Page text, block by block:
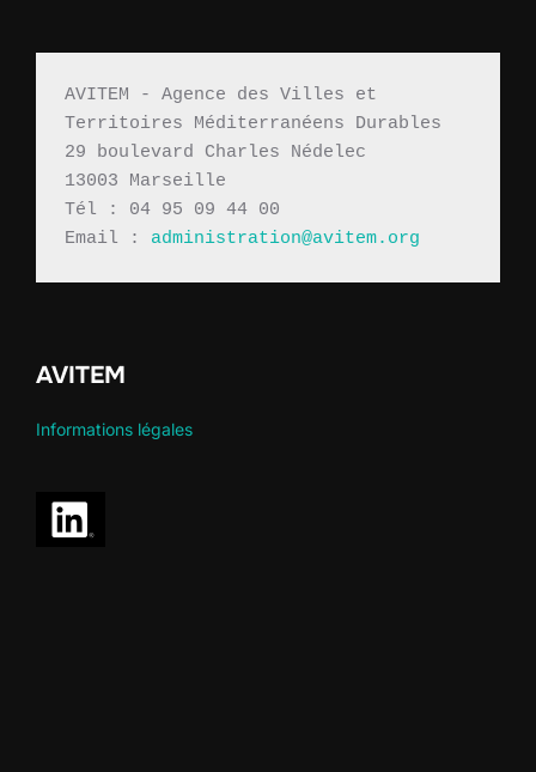
AVITEM - Agence des Villes et
Territoires Méditerranéens Durables
29 boulevard Charles Nédelec
13003 Marseille
Tél : 04 95 09 44 00
Email : administration@avitem.org
AVITEM
Informations légales